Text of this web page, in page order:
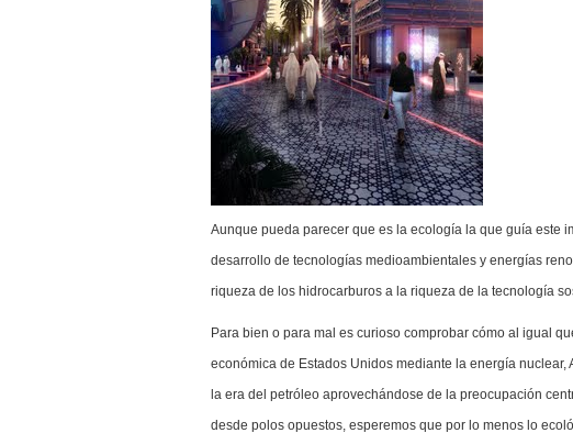
Aunque pueda parecer que es la ecología la que guía este
desarrollo de tecnologías medioambientales y energías
riqueza de los hidrocarburos a la riqueza de la tecnología
Para bien o para mal es curioso comprobar cómo al igual
económica de Estados Unidos mediante la energía
la era del petróleo aprovechándose de la preocupación
desde polos opuestos, esperemos que por lo menos lo